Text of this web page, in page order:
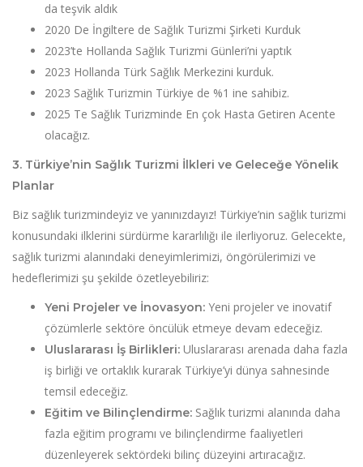
da teşvik aldık
2020 De İngiltere de Sağlık Turizmi Şirketi Kurduk
2023’te Hollanda Sağlık Turizmi Günleri’ni yaptık
2023 Hollanda Türk Sağlık Merkezini kurduk.
2023 Sağlık Turizmin Türkiye de %1 ine sahibiz.
2025 Te Sağlık Turizminde En çok Hasta Getiren Acente
olacağız.
3. Türkiye’nin Sağlık Turizmi İlkleri ve Geleceğe Yönelik
Planlar
Biz sağlık turizmindeyiz ve yanınızdayız! Türkiye’nin sağlık turizmi
konusundaki ilklerini sürdürme kararlılığı ile ilerliyoruz. Gelecekte,
sağlık turizmi alanındaki deneyimlerimizi, öngörülerimizi ve
hedeflerimizi şu şekilde özetleyebiliriz:
Yeni Projeler ve İnovasyon: Yeni projeler ve inovatif
çözümlerle sektöre öncülük etmeye devam edeceğiz.
Uluslararası İş Birlikleri: Uluslararası arenada daha fazla
iş birliği ve ortaklık kurarak Türkiye’yi dünya sahnesinde
temsil edeceğiz.
Eğitim ve Bilinçlendirme: Sağlık turizmi alanında daha
fazla eğitim programı ve bilinçlendirme faaliyetleri
düzenleyerek sektördeki bilinç düzeyini artıracağız.